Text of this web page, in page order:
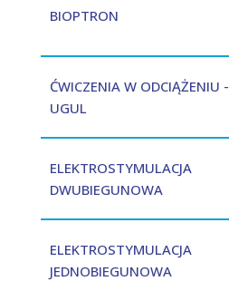
BIOPTRON
ĆWICZENIA W ODCIĄŻENIU -
UGUL
ELEKTROSTYMULACJA
DWUBIEGUNOWA
ELEKTROSTYMULACJA
JEDNOBIEGUNOWA